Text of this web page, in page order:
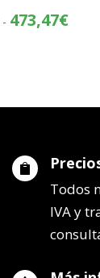
- 473,47€Rango
hasta

Todos
IVA y